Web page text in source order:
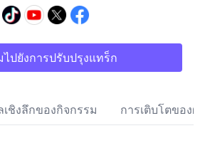
ไปยังการปรับปรุงแทร็ก
ชิงลึกของกิจกรรม การเติบโตของผู้